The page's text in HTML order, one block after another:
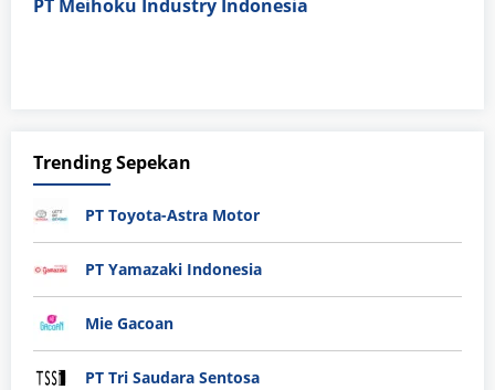
PT Meihoku Industry Indonesia
Trending Sepekan
PT Toyota-Astra Motor
PT Yamazaki Indonesia
Mie Gacoan
PT Tri Saudara Sentosa